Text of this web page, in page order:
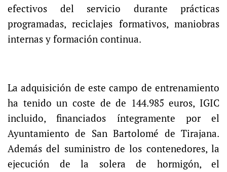
efectivos del servicio durante prácticas
programadas, reciclajes formativos, maniobras
internas y formación continua.
La adquisición de este campo de entrenamiento
ha tenido un coste de de 144.985 euros, IGIC
incluido, financiados íntegramente por el
Ayuntamiento de San Bartolomé de Tirajana.
Además del suministro de los contenedores, la
ejecución de la solera de hormigón, el